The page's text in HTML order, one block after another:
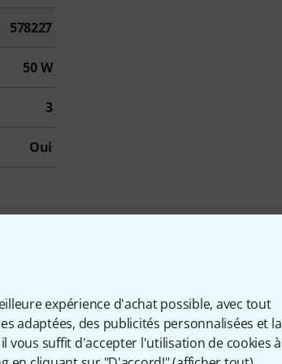
expérience d'achat possible, avec tout
adaptées, des publicités personnalisées et la
vous suffit d'accepter l'utilisation de cookies à
578227
50 W
3
Oui
ont acheté ceci